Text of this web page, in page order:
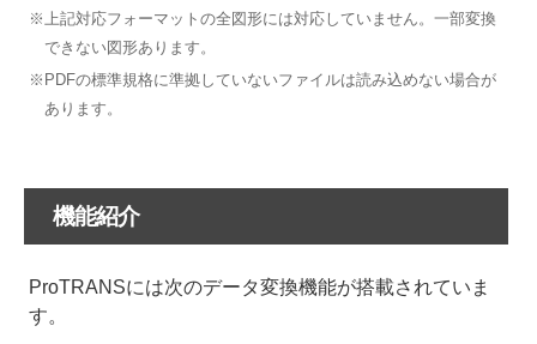
※上記対応フォーマットの全図形には対応していません。一部変換
できない図形あります。
※PDFの標準規格に準拠していないファイルは読み込めない場合が
あります。
機能紹介
ProTRANSには次のデータ変換機能が搭載されていま
す。